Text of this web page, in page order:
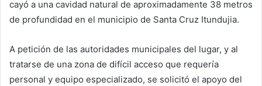
cayó a una cavidad natural de aproximadamente 38 metros
de profundidad en el municipio de Santa Cruz Itundujia.
A petición de las autoridades municipales del lugar, y al
tratarse de una zona de difícil acceso que requería
personal y equipo especializado, se solicitó el apoyo del